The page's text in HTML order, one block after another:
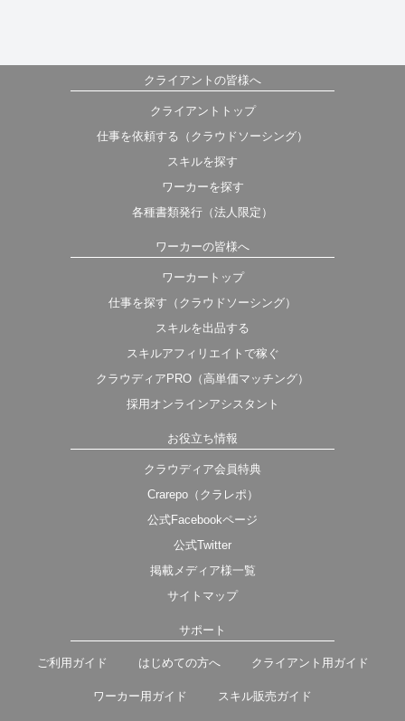
クライアントの皆様へ
クライアントトップ
仕事を依頼する（クラウドソーシング）
スキルを探す
ワーカーを探す
各種書類発行（法人限定）
ワーカーの皆様へ
ワーカートップ
仕事を探す（クラウドソーシング）
スキルを出品する
スキルアフィリエイトで稼ぐ
クラウディアPRO（高単価マッチング）
採用オンラインアシスタント
お役立ち情報
クラウディア会員特典
Crarepo（クラレポ）
公式Facebookページ
公式Twitter
掲載メディア様一覧
サイトマップ
サポート
ご利用ガイド はじめての方へ クライアント用ガイド
ワーカー用ガイド スキル販売ガイド